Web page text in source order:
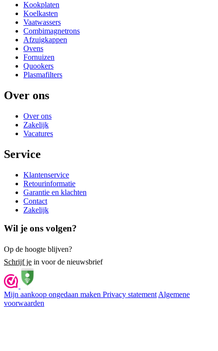
Kookplaten
Koelkasten
Vaatwassers
Combimagnetrons
Afzuigkappen
Ovens
Fornuizen
Quookers
Plasmafilters
Over ons
Over ons
Zakelijk
Vacatures
Service
Klantenservice
Retourinformatie
Garantie en klachten
Contact
Zakelijk
Wil je ons volgen?
Op de hoogte blijven?
Schrijf je in voor de nieuwsbrief
Mijn aankoop ongedaan maken Privacy statement Algemene
voorwaarden